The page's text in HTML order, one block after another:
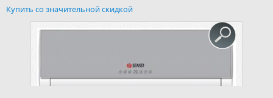
Купить со значительной скидкой